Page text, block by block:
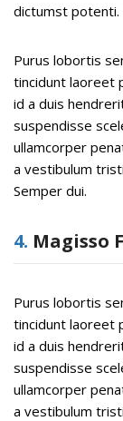
dictumst potenti.
Purus lobortis
tincidunt laoreet
id a duis
suspendisse
ullamcorper
a vestibulum
Semper dui.
4. Magisso
Purus lobortis
tincidunt laoreet
id a duis
suspendisse
ullamcorper
a vestibulum